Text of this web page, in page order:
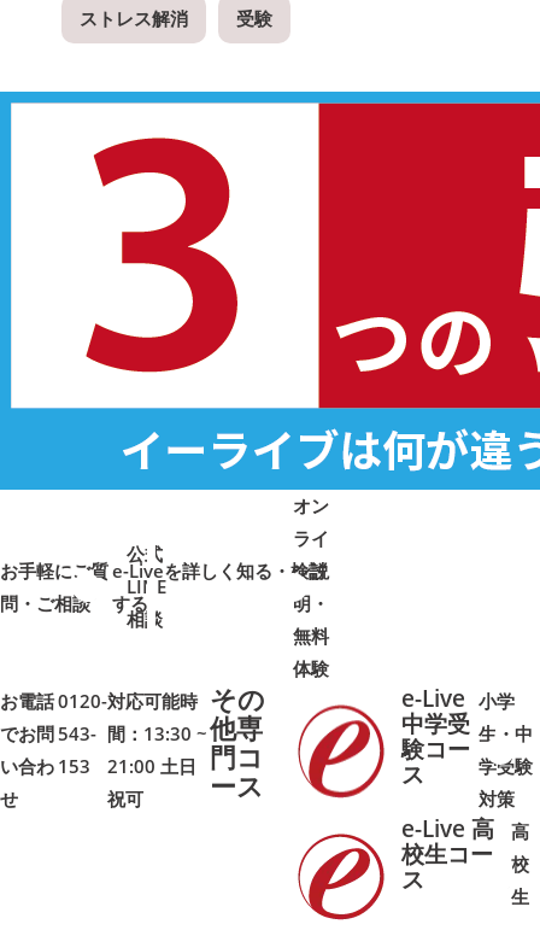
ストレス解消 受験
公式
LINE
相談
お手軽にご質
問・ご相談➜ ➜
オン
ライ
ン説
明・
無料
体験
e-Liveを詳しく知る・検討
する
➜➜
お電話
でお問
い合わ
せ
0120-
543-
153
対応可能時
間：13:30 ~
21:00 土日
祝可
その
他専
門コ
ース
e-Live
中学受
験コー
ス
小学
生・中
学受験
対策
➜➜
e-Live 高
校生コー
ス
高
校
生
➜➜